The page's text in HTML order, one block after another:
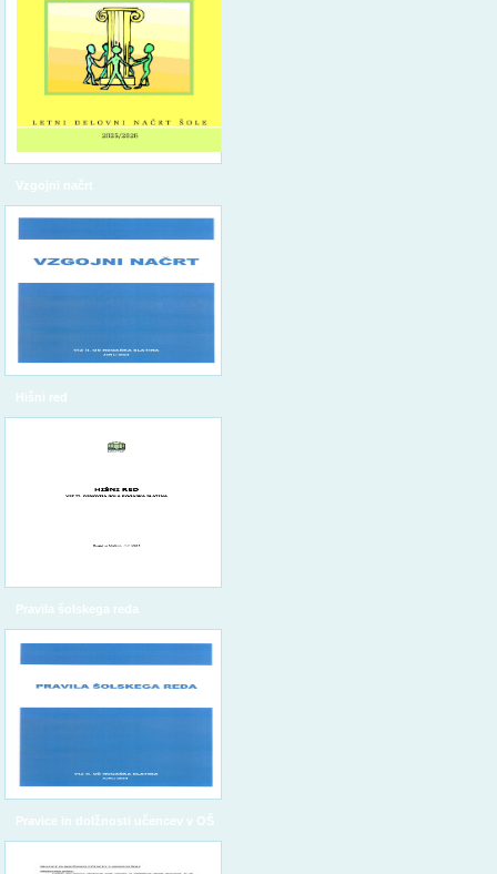
Vzgojni načrt
Hišni red
Pravila šolskega reda
Pravice in dolžnosti učencev v OŠ